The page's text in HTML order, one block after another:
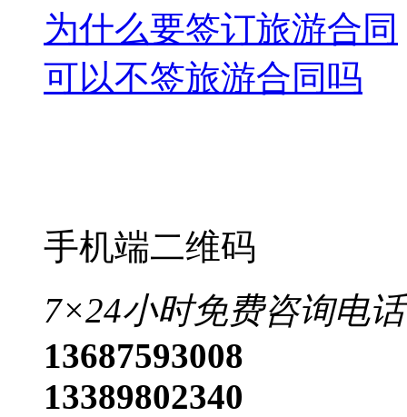
为什么要签订旅游合同
可以不签旅游合同吗
手机端二维码
7×24小时免费咨询电话
13687593008
13389802340